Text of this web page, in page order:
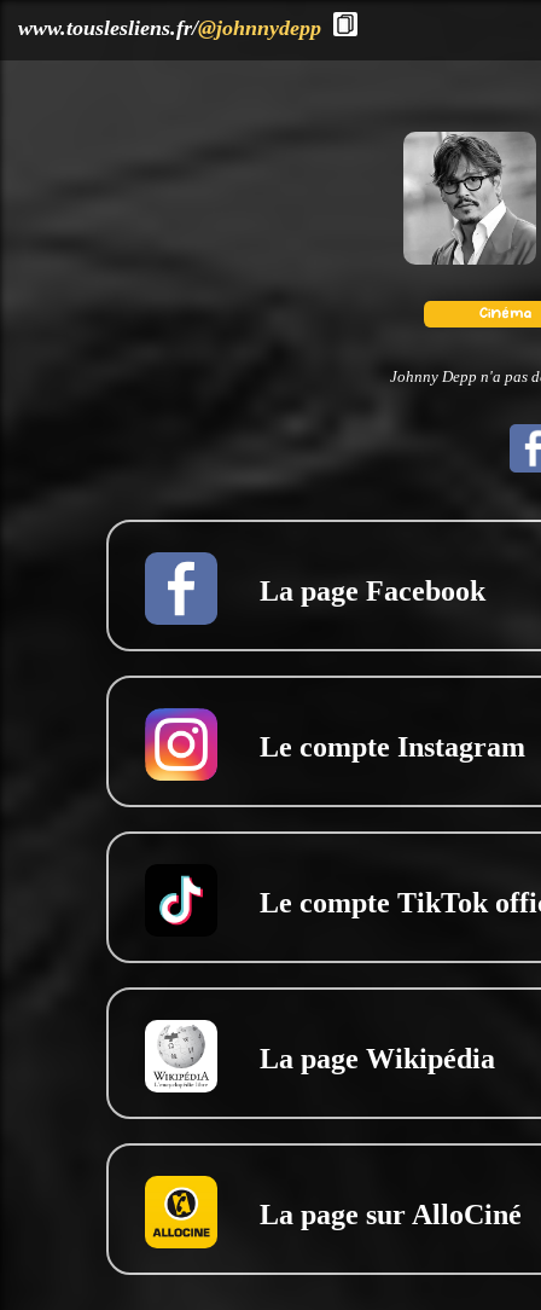
www.touslesliens.fr/@johnnydepp
Johnny Depp n'a pas
La page Facebook
Le compte Instagram
Le compte TikTok
La page Wikipédia
La page sur AlloCiné